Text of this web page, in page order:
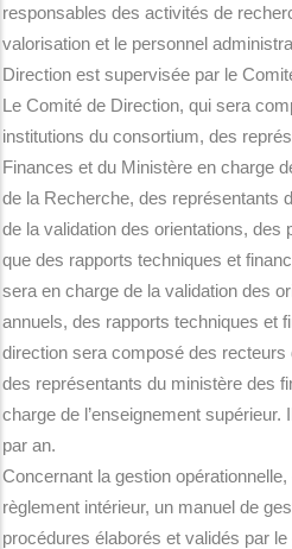
responsables des activités de
valorisation et le personnel
Direction est supervisée par le
Le Comité de Direction, qui sera
institutions du consortium, des
Finances et du Ministère en charge
de la Recherche, des représentants
de la validation des orientations, des
que des rapports techniques et
sera en charge de la validation des
annuels, des rapports techniques et
direction sera composé des
des représentants du ministère des
charge de l’enseignement
par an.
Concernant la gestion
règlement intérieur, un manuel de
procédures élaborés et validés par